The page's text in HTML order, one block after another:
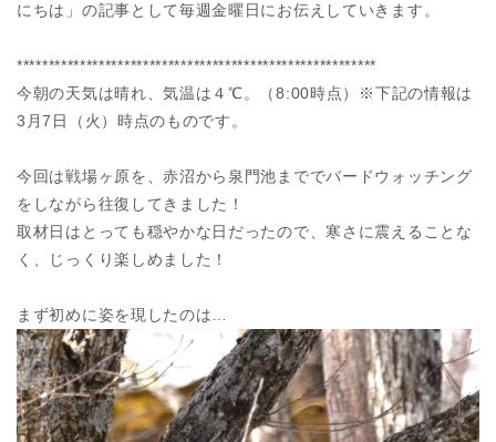
にちは」の記事として毎週金曜日にお伝えしていきます。
*********************************************************
今朝の天気は晴れ、気温は４℃。（8:00時点）※下記の情報は
3月7日（火）時点のものです。
今回は戦場ヶ原を、赤沼から泉門池まででバードウォッチング
をしながら往復してきました！
取材日はとっても穏やかな日だったので、寒さに震えることな
く、じっくり楽しめました！
まず初めに姿を現したのは…